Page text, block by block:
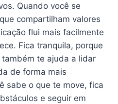
Quando você se
compartilham valores
flui mais facilmente
Fica tranquila, porque
te ajuda a lidar
de forma mais
sabe o que te move, fica
e seguir em